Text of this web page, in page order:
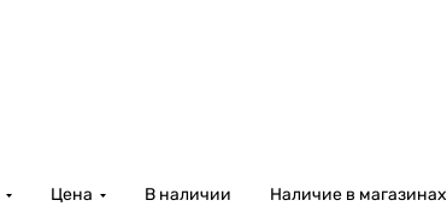
Цена В наличии Наличие в магазинах